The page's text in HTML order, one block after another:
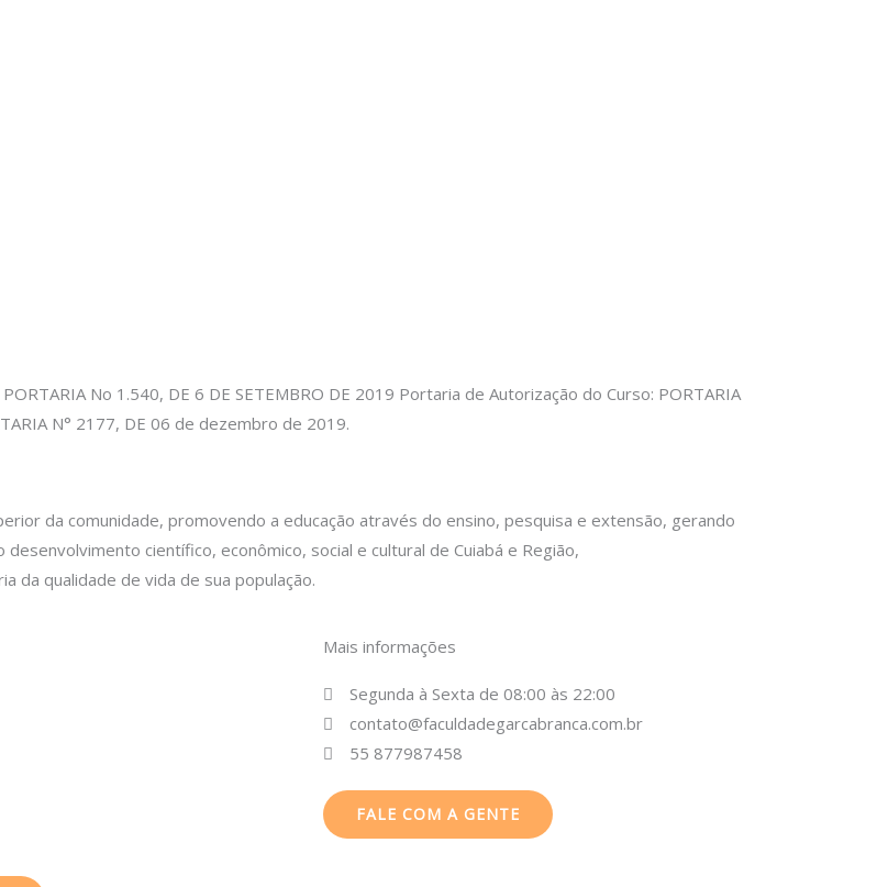
No 1.540, DE 6 DE SETEMBRO DE 2019 Portaria de Autorização do Curso: PORTARIA
N° 2177, DE 06 de dezembro de 2019.
da comunidade, promovendo a educação através do ensino, pesquisa e extensão, gerando
científico, econômico, social e cultural de Cuiabá e Região,
da qualidade de vida de sua população.
Mais informações
Segunda à Sexta de 08:00 às 22:00
contato@faculdadegarcabranca.com.br
55 877987458
FALE COM A GENTE